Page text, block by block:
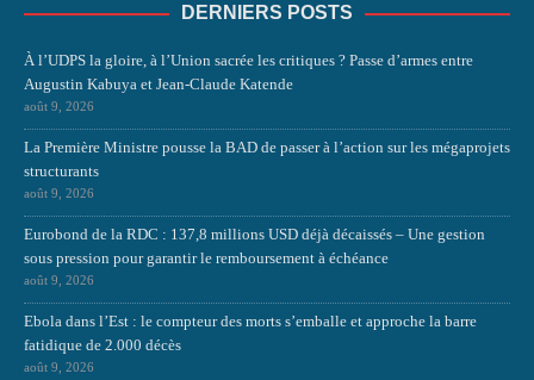
DERNIERS POSTS
À l’UDPS la gloire, à l’Union sacrée les critiques ? Passe d’armes entre
Augustin Kabuya et Jean-Claude Katende
août 9, 2026
La Première Ministre pousse la BAD de passer à l’action sur les mégaprojets
structurants
août 9, 2026
Eurobond de la RDC : 137,8 millions USD déjà décaissés – Une gestion
sous pression pour garantir le remboursement à échéance
août 9, 2026
Ebola dans l’Est : le compteur des morts s’emballe et approche la barre
fatidique de 2.000 décès
août 9, 2026